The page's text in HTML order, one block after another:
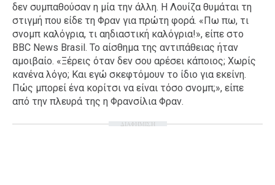
Σπίτι
Family
Σχέσεις
AGENDA
δεν συμπαθούσαν η μία την άλλη. Η Λουίζα θυμάται τη
στιγμή που είδε τη Φραν για πρώτη φορά. «Πω πω, τι
σνομπ καλόγρια, τι αηδιαστική καλόγρια!», είπε στο
BBC News Brasil. Το αίσθημα της αντιπάθειας ήταν
αμοιβαίο. «Ξέρεις όταν δεν σου αρέσει κάποιος; Χωρίς
κανένα λόγο; Και εγώ σκεφτόμουν το ίδιο για εκείνη.
Πώς μπορεί ένα κορίτσι να είναι τόσο σνομπ;», είπε
από την πλευρά της η Φρανσίλια Φραν.
ΔΙΑΦΗΜΙΣΗ